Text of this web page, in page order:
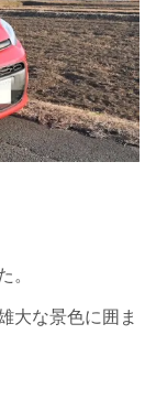
。
大な景色に囲ま